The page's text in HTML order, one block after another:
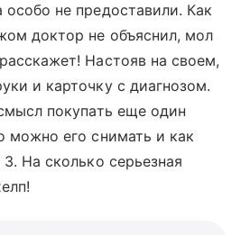
особо не предоставили. Как
доктор не объяснил, мол
Настояв на своем,
и карточку с диагнозом.
покупать еще один
можно его снимать и как
На сколько серьезная